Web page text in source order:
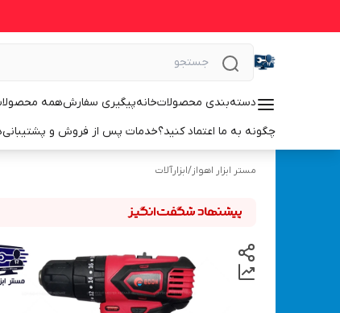
دسته‌بندی محصولاتخانهپیگیری سفارشهمه
چگونه به ما اعتماد کنید؟خدمات پس از فروش و پشتیبانی
مستر ابزار اهواز/ابزارآلات